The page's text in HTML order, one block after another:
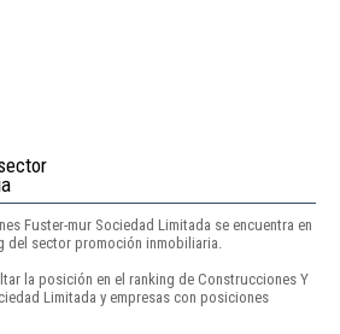
Fuster-mur Sociedad Limitada se encuentra en
del sector promoción inmobiliaria.
la posición en el ranking de Construcciones Y
Limitada y empresas con posiciones